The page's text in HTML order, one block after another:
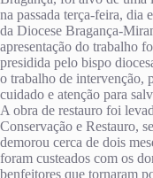
na passada terça-feira, dia
da Diocese Bragança-
apresentação do trabalho
presidida pelo bispo
o trabalho de intervenção,
cuidado e atenção para
A obra de restauro foi
Conservação e Restauro,
demorou cerca de dois
foram custeados com os
benfeitores que tornaram